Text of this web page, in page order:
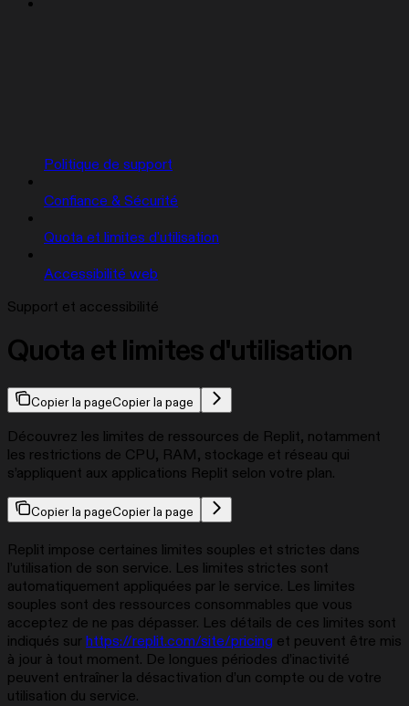
Politique de support
Confiance & Sécurité
Quota et limites d'utilisation
Accessibilité web
Support et accessibilité
Quota et limites d'utilisation
Copier la pageCopier la page
Découvrez les limites de ressources de Replit, notamment
les restrictions de CPU, RAM, stockage et réseau qui
s’appliquent aux applications Replit selon votre plan.
Copier la pageCopier la page
Replit impose certaines limites souples et strictes dans
l’utilisation de son service. Les limites strictes sont
automatiquement appliquées par le service. Les limites
souples sont des ressources consommables que vous
acceptez de ne pas dépasser. Les détails de ces limites sont
indiqués sur https://replit.com/site/pricing et peuvent être mis
à jour à tout moment. De longues périodes d’inactivité
peuvent entraîner la désactivation d’un compte ou de votre
utilisation du service.